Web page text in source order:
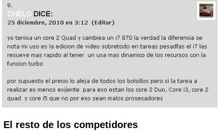
El resto de los competidores